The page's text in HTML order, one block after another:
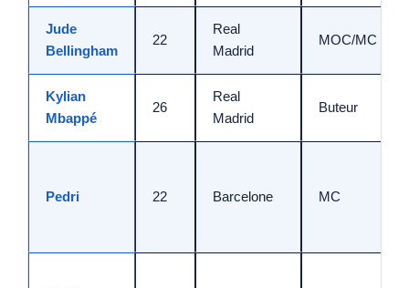
Jude
Bellingham
22
Real
Madrid
MOC/MC
Kylian
Mbappé
26
Real
Madrid
Buteur
Pedri 22 Barcelone MC